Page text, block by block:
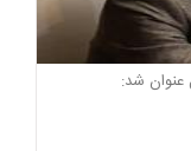
شد: